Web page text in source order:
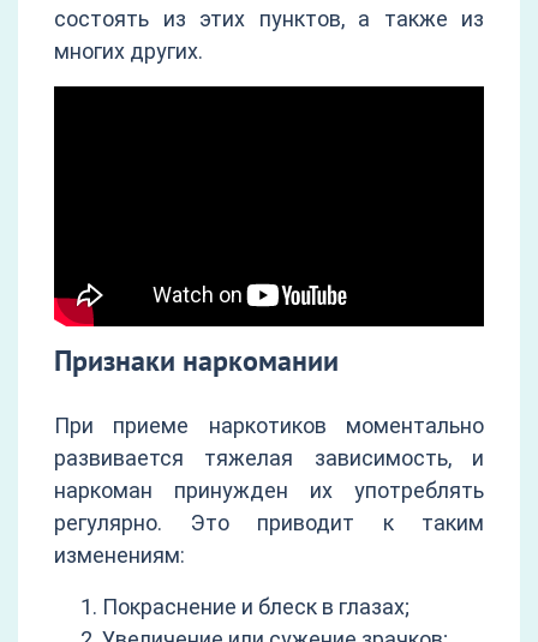
состоять из этих пунктов, а также из
многих других.
Признаки наркомании
При приеме наркотиков моментально
развивается тяжелая зависимость, и
наркоман принужден их употреблять
регулярно. Это приводит к таким
изменениям:
Покраснение и блеск в глазах;